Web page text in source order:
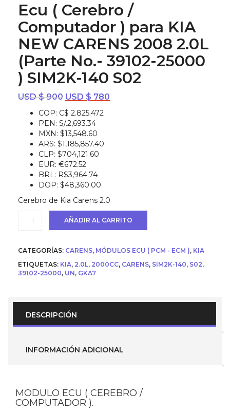
Ecu ( Cerebro /
Computador ) para KIA
NEW CARENS 2008 2.0L
(Parte No.- 39102-25000
) SIM2K-140 S02
USD $900 El
precio
original
era:
USD
$ 900.
USD $ 780
COP: C$ 2.825.472
PEN: S/.2,693.34
MXN: $13,548.60
ARS: $1,185,857.40
CLP: $704,121.60
EUR: €672.52
BRL: R$3,964.74
DOP: $48,360.00
Cerebro de Kia Carens 2.0
/
Computador
)
para
2.0L
(Parte
25000
cantidad
AÑADIR AL CARRITO
CATEGORÍAS: CARENS, MÓDULOS ECU ( PCM - ECM ), KIA
ETIQUETAS: KIA, 2.0L, 2000CC, CARENS, SIM2K-140, S02,
39102-25000, UN, GKA7
DESCRIPCIÓN
INFORMACIÓN ADICIONAL
MODULO ECU ( CEREBRO /
COMPUTADOR ).